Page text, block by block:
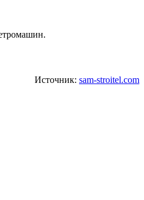
Источник: sam-stroitel.com